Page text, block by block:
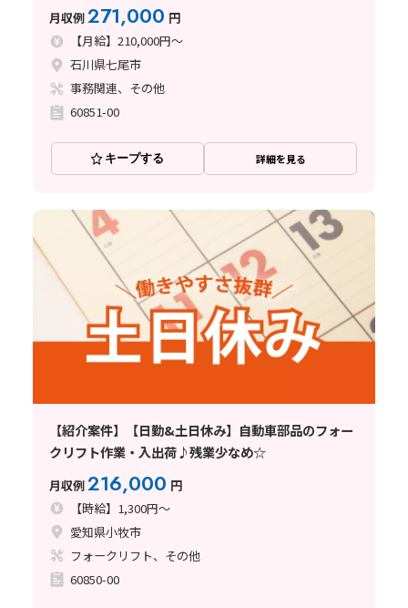
月収例271,000 円
【月給】210,000円～
石川県七尾市
事務関連、その他
60851-00
キープする 詳細を見る
【紹介案件】【日勤&土日休み】自動車部品のフォー
クリフト作業・入出荷♪残業少なめ☆
月収例216,000 円
【時給】1,300円～
愛知県小牧市
フォークリフト、その他
60850-00